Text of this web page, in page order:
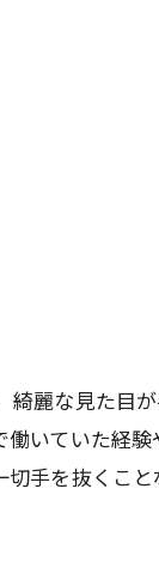
麗な見た目
いていた経
手を抜くこ